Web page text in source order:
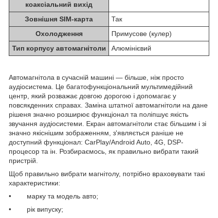
коаксіальний вихід
Зовнішня SIM-карта
Так
Охолодження
Примусове (кулер)
Тип корпусу автомагнітоли
Алюмінієвий
Автомагнітола в сучасній машині — більше, ніж просто
аудіосистема. Це багатофункціональний мультимедійний
центр, який розважає довгою дорогою і допомагає у
повсякденних справах. Заміна штатної автомагнітоли на дане
рішеня значно розширює функціонал та поліпшує якість
звучання аудіосистеми. Екран автомагнітоли стає більшим і зі
значно якіснішим зображенням, з'являється раніше не
доступний функціонал: CarPlay/Android Auto, 4G, DSP-
процесор та ін. Розбираємось, як правильно вибрати такий
пристрій.
Щоб правильно вибрати магнітолу, потрібно враховувати такі
характеристики:
• марку та модель авто;
• рік випуску;